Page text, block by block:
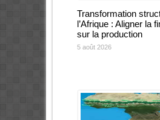
Transformation
l’Afrique : Aligner la
sur la production
5 août 2026